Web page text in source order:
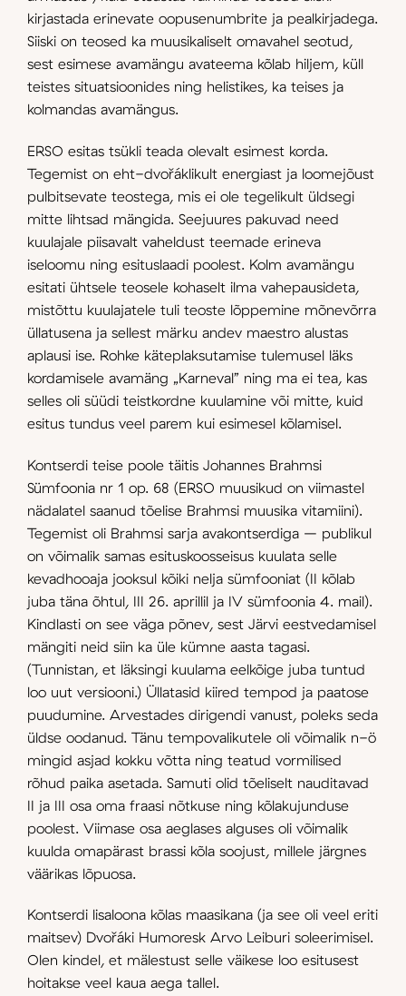
kirjastada erinevate oopusenumbrite ja pealkirjadega.
Siiski on teosed ka muusikaliselt omavahel seotud,
sest esimese avamängu avateema kõlab hiljem, küll
teistes situatsioonides ning helistikes, ka teises ja
kolmandas avamängus.
ERSO esitas tsükli teada olevalt esimest korda.
Tegemist on eht-dvořáklikult energiast ja loomejõust
pulbitsevate teostega, mis ei ole tegelikult üldsegi
mitte lihtsad mängida. Seejuures pakuvad need
kuulajale piisavalt vaheldust teemade erineva
iseloomu ning esituslaadi poolest. Kolm avamängu
esitati ühtsele teosele kohaselt ilma vahepausideta,
mistõttu kuulajatele tuli teoste lõppemine mõnevõrra
üllatusena ja sellest märku andev maestro alustas
aplausi ise. Rohke käteplaksutamise tulemusel läks
kordamisele avamäng „Karneval” ning ma ei tea, kas
selles oli süüdi teistkordne kuulamine või mitte, kuid
esitus tundus veel parem kui esimesel kõlamisel.
Kontserdi teise poole täitis Johannes Brahmsi
Sümfoonia nr 1 op. 68 (ERSO muusikud on viimastel
nädalatel saanud tõelise Brahmsi muusika vitamiini).
Tegemist oli Brahmsi sarja avakontserdiga – publikul
on võimalik samas esituskoosseisus kuulata selle
kevadhooaja jooksul kõiki nelja sümfooniat (II kõlab
juba täna õhtul, III 26. aprillil ja IV sümfoonia 4. mail).
Kindlasti on see väga põnev, sest Järvi eestvedamisel
mängiti neid siin ka üle kümne aasta tagasi.
(Tunnistan, et läksingi kuulama eelkõige juba tuntud
loo uut versiooni.) Üllatasid kiired tempod ja paatose
puudumine. Arvestades dirigendi vanust, poleks seda
üldse oodanud. Tänu tempovalikutele oli võimalik n-ö
mingid asjad kokku võtta ning teatud vormilised
rõhud paika asetada. Samuti olid tõeliselt nauditavad
II ja III osa oma fraasi nõtkuse ning kõlakujunduse
poolest. Viimase osa aeglases alguses oli võimalik
kuulda omapärast brassi kõla soojust, millele järgnes
väärikas lõpuosa.
Kontserdi lisaloona kõlas maasikana (ja see oli veel eriti
maitsev) Dvořáki Humoresk Arvo Leiburi soleerimisel.
Olen kindel, et mälestust selle väikese loo esitusest
hoitakse veel kaua aega tallel.